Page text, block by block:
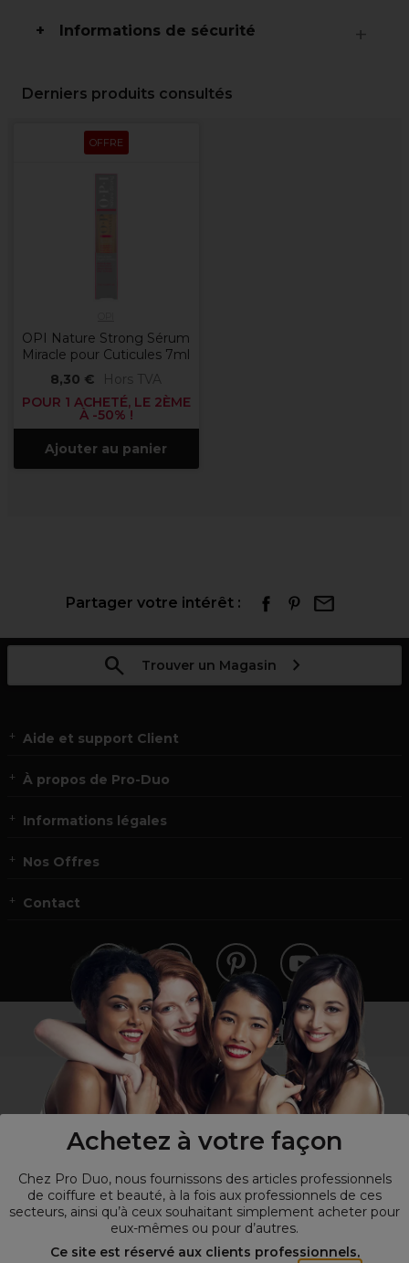
Achetez à votre façon
Chez Pro Duo, nous fournissons des articles professionnels
de coiffure et beauté, à la fois aux professionnels de ces
secteurs, ainsi qu’à ceux souhaitant simplement acheter pour
eux-mêmes ou pour d’autres.
Ce site est réservé aux clients professionnels,
Informations de sécurité
Derniers produits consultés
OFFRE
OPI Nature Strong Sérum
Miracle pour Cuticules 7ml
8,30 €
Hors TVA
POUR 1 ACHETÉ, LE 2ÈME
À -50% !
Ajouter au panier
Partager votre intérêt :
Trouver un Magasin
Aide et support Client
À propos de Pro-Duo
Informations légales
Nos Offres
Contact
Vous n’êtes pas un professionnel ?
Visitez notre site pour les particuliers!